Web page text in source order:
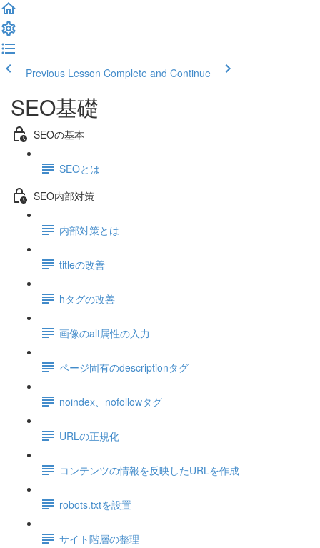
Previous Lesson Complete and Continue
SEO基礎
SEOの基本
SEOとは
SEO内部対策
内部対策とは
titleの改善
hタグの改善
画像のalt属性の入力
ページ固有のdescriptionタグ
noindex、nofollowタグ
URLの正規化
コンテンツの情報を反映したURLを作成
robots.txtを設置
サイト階層の整理